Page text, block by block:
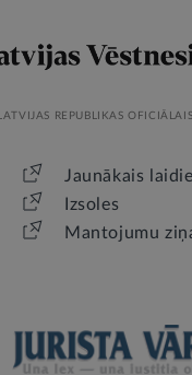
LATVIJAS REPUBLIKAS
Jaunākais
Izsoles
Mantojumu